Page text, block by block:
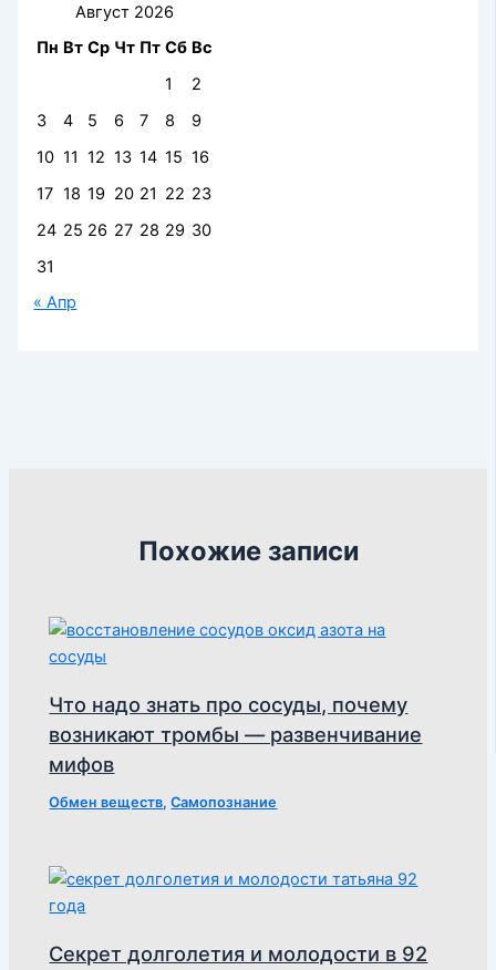
Август 2026
Пн Вт Ср Чт Пт Сб Вс
1
2
3
4 5 6 7 8
9
10 11 12 13 14 15 16
17 18 19 20 21 22 23
24 25 26 27 28 29 30
31
« Апр
Похожие записи
Что надо знать про сосуды, почему
возникают тромбы — развенчивание
мифов
Обмен веществ,Самопознание
Секрет долголетия и молодости в 92